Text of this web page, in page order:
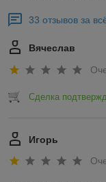
33 отзывов за
Вячеслав
Сделка
Игорь